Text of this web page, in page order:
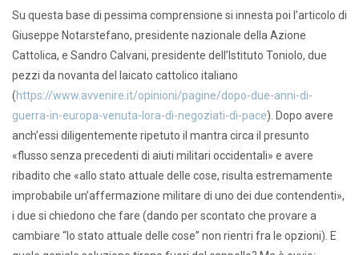
Su questa base di pessima comprensione si innesta poi l’articolo di
Giuseppe Notarstefano, presidente nazionale della Azione
Cattolica, e Sandro Calvani, presidente dell’Istituto Toniolo, due
pezzi da novanta del laicato cattolico italiano
(https://www.avvenire.it/opinioni/pagine/dopo-due-anni-di-
guerra-in-europa-venuta-lora-di-negoziati-di-pace). Dopo avere
anch’essi diligentemente ripetuto il mantra circa il presunto
«flusso senza precedenti di aiuti militari occidentali» e avere
ribadito che «allo stato attuale delle cose, risulta estremamente
improbabile un’affermazione militare di uno dei due contendenti»,
i due si chiedono che fare (dando per scontato che provare a
cambiare “lo stato attuale delle cose” non rientri fra le opzioni). E